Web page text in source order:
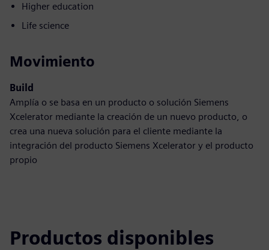
Higher education
Life science
Movimiento
Build
Amplía o se basa en un producto o solución Siemens
Xcelerator mediante la creación de un nuevo producto, o
crea una nueva solución para el cliente mediante la
integración del producto Siemens Xcelerator y el producto
propio
Productos disponibles